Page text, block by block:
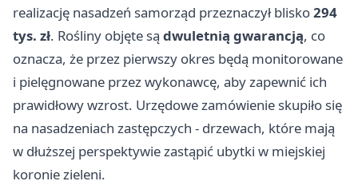
realizację nasadzeń samorząd przeznaczył blisko294
tys. zł. Rośliny objęte są dwuletnią gwarancją, co
oznacza, że przez pierwszy okres będą monitorowane
i pielęgnowane przez wykonawcę, aby zapewnić ich
prawidłowy wzrost. Urzędowe zamówienie skupiło się
na nasadzeniach zastępczych - drzewach, które mają
w dłuższej perspektywie zastąpić ubytki w miejskiej
koronie zieleni.